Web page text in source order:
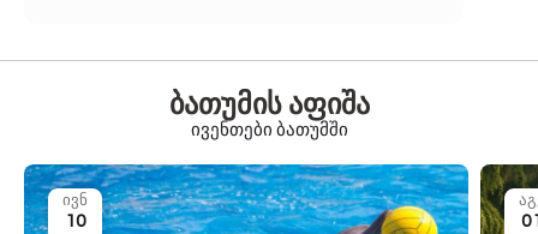
ბათუმის აფიშა
ივენთები ბათუმში
ივნ
10